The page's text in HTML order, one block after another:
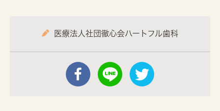
医療法人社団徹心会ハートフル歯科